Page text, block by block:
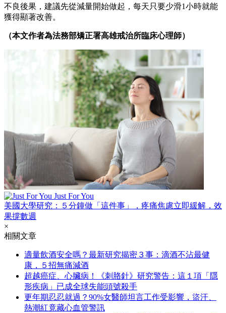
不良後果，建議先從減量開始做起，每天只要少滑1小時就能
獲得顯著改善。
（本文作者為法務部矯正署高雄戒治所臨床心理師）
Just For You
美國大學研究：５分鐘做「這件事」，疼痛焦慮立即緩解，效
果撐數週
×
相關文章
適量飲酒安全嗎？最新研究揭密３事：滴酒不沾最健
康，５招無痛減酒
超越癌症、心臟病！《刺胳針》研究警告：這１項「隱
形疾病」已成全球失能頭號殺手
更年期忍忍就過？90%女醫師坦言工作受影響，盜汗、
熱潮紅竟藏心血管警訊